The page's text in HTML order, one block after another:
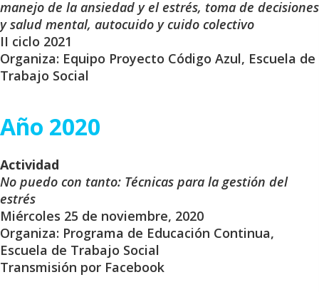
manejo de la ansiedad y el estrés, toma de decisiones
y salud mental, autocuido y cuido colectivo
II ciclo 2021
Organiza: Equipo Proyecto Código Azul, Escuela de
Trabajo Social
Año 2020
Actividad
No puedo con tanto: Técnicas para la gestión del
estrés
Miércoles 25 de noviembre, 2020
Organiza: Programa de Educación Continua,
Escuela de Trabajo Social
Transmisión por Facebook